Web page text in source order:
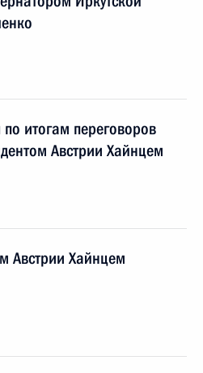
итогам переговоров
Австрии Хайнцем
Австрии Хайнцем